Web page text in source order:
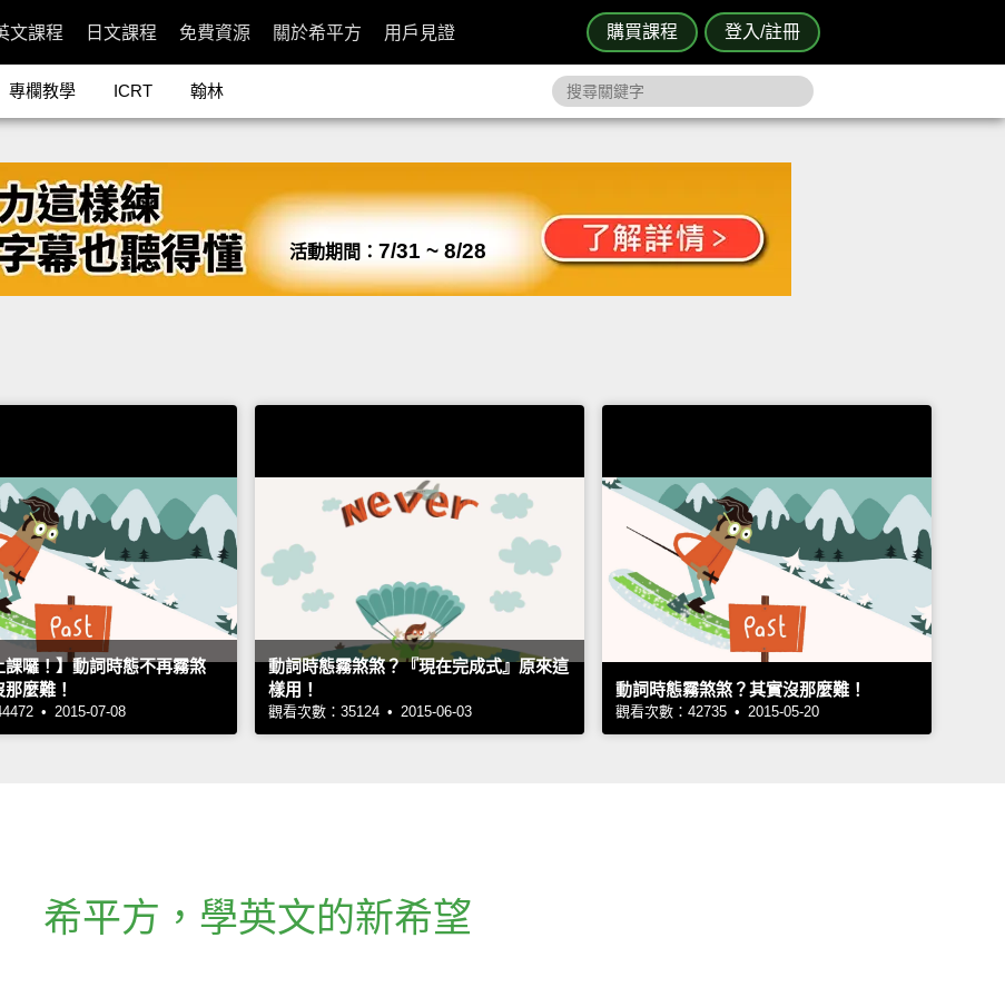
購買課程 登入/註冊
文課程 日文課程 免費資源 關於希平方 用戶見證
專欄教學 ICRT 翰林
活動期間： 7/31 ~ 8/28
課囉！】動詞時態不再霧煞
麼難！
• 2015-07-08
動詞時態霧煞煞？『現在完成式』原來這
樣用！
觀看次數：35124 • 2015-06-03
動詞時態霧煞煞？其實沒那麼難！
觀看次數：42735 • 2015-05-20
希平方 ， 學英文的新希望